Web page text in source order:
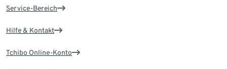
Service-Bereich
Hilfe & Kontakt
Tchibo Online-Konto